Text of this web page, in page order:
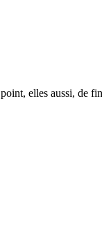
elles aussi, de